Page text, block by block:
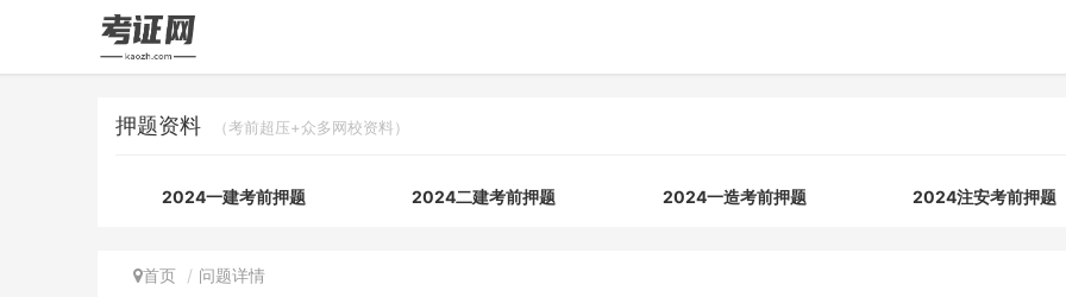
押题资料 （考前超压+众多网校资料）
2024一建考前押题 2024二建考前押题 2024一造考前押题 2024注安考前押题
首页 问题详情